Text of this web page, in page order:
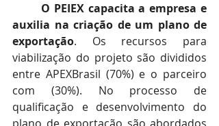
O PEIEX capacita a empresa e
auxilia na criação de um plano de
exportação. Os recursos para
viabilização do projeto são divididos
entre APEXBrasil (70%) e o parceiro
com (30%). No processo de
qualificação e desenvolvimento do